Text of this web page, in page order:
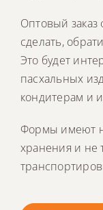
Оптовый
сделать,
Это будет
пасхальных
кондитерам и
Формы имеют
хранения и не